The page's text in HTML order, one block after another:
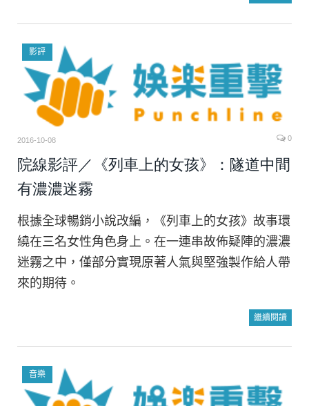
影評
2016-10-08 0
院線影評／《列車上的女孩》：隧道中間
有濃濃迷霧
根據全球暢銷小說改編，《列車上的女孩》故事環
繞在三名女性角色身上。在一連串故佈疑陣的濃濃
迷霧之中，僅部分實現原著人氣與堅強製作給人帶
來的期待。
繼續閱讀
音樂